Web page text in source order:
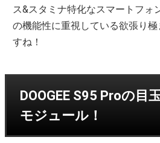
ス&スタミナ特化なスマートフォ
の機能性に重視している欲張り
すね！
DOOGEE S95 Proの目
モジュール！